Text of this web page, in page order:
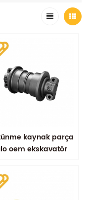
kaynak parça
oem ekskavatör